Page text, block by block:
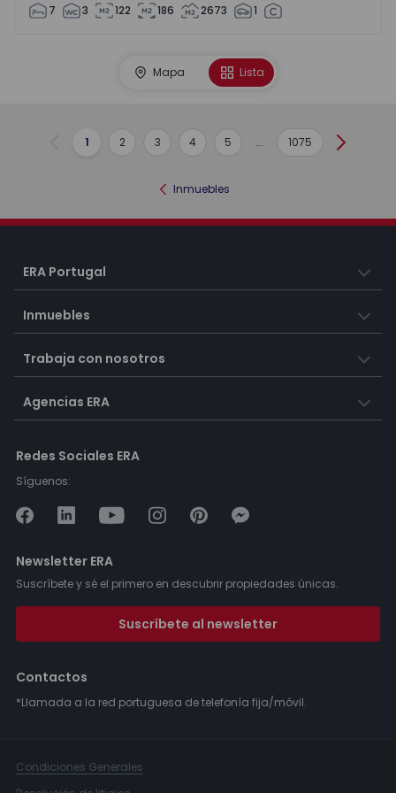
7 3 122 186 2673 1
Mapa Lista
Anterior
1 2 3 4 5 ... 1075
Inmuebles
ERA Portugal
Inmuebles
Trabaja con nosotros
Agencias ERA
Redes Sociales ERA
Síguenos:
Newsletter ERA
Suscríbete y sé el primero en descubrir propiedades únicas.
Suscríbete al newsletter
Contactos
*Llamada a la red portuguesa de telefonía fija/móvil.
Condiciones Generales